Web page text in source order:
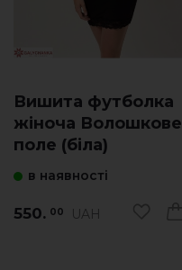
Вишита футболка
жіноча Волошкове
поле (біла)
в наявності
550. 00 UAH